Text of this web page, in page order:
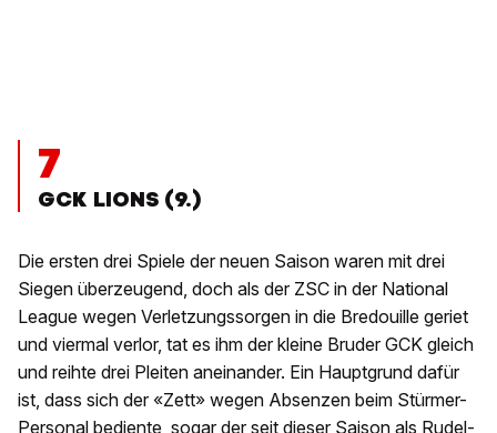
7
GCK LIONS (9.)
Die ersten drei Spiele der neuen Saison waren mit drei
Siegen überzeugend, doch als der ZSC in der National
League wegen Verletzungssorgen in die Bredouille geriet
und viermal verlor, tat es ihm der kleine Bruder GCK gleich
und reihte drei Pleiten aneinander. Ein Hauptgrund dafür
ist, dass sich der «Zett» wegen Absenzen beim Stürmer-
Personal bediente, sogar der seit dieser Saison als Rudel-